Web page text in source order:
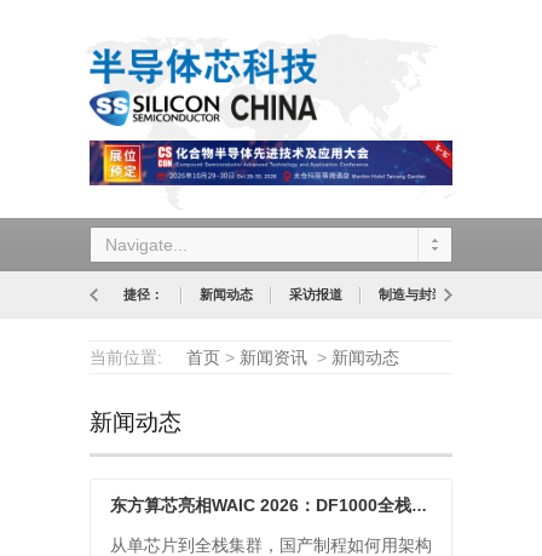
Navigate...
捷径： 新闻动态 采访报道 制造与封装
当前位置: 首页 > 新闻资讯 > 新闻动态
新闻动态
东方算芯亮相WAIC 2026：DF1000全栈算力矩阵，以软件定义近存计算探索产业新路径
从单芯片到全栈集群，国产制程如何用架构